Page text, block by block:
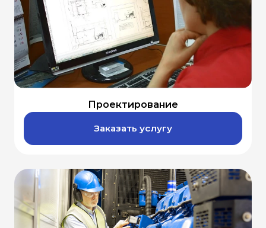
Проектирование
Заказать услугу